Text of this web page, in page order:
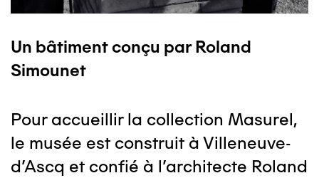
Un bâtiment conçu par Roland
Simounet
Pour accueillir la collection Masurel,
le musée est construit à Villeneuve-
d’Ascq et confié à l’architecte Roland